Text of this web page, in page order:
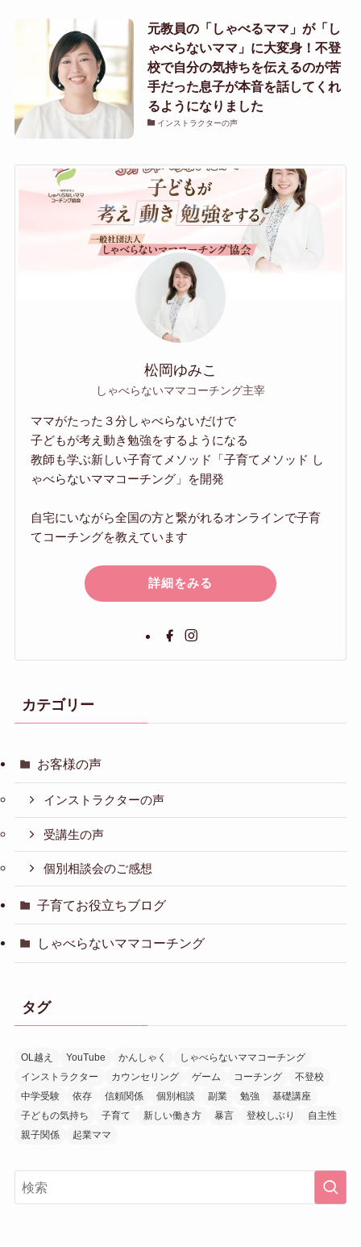
元教員の「しゃべるママ」が「し
ゃべらないママ」に大変身！不登
校で自分の気持ちを伝えるのが苦
手だった息子が本音を話してくれ
るようになりました
インストラクターの声
松岡ゆみこ
しゃべらないママコーチング主宰
ママがたった３分しゃべらないだけで
子どもが考え動き勉強をするようになる
教師も学ぶ新しい子育てメソッド「子育てメソッド し
ゃべらないママコーチング」を開発
自宅にいながら全国の方と繋がれるオンラインで子育
てコーチングを教えています
詳細をみる
カテゴリー
お客様の声
インストラクターの声
受講生の声
個別相談会のご感想
子育てお役立ちブログ
しゃべらないママコーチング
タグ
OL越え YouTube かんしゃく
しゃべらないママコーチング
インストラクター
カウンセリング ゲーム コーチング
不登校
中学受験
依存 信頼関係 個別相談 副業 勉強
基礎講座
子どもの気持ち
子育て 新しい働き方 暴言 登校しぶり
自主性
親子関係
起業ママ